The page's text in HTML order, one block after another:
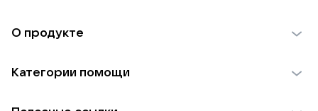
О продукте
Использование материалов
Категории помощи